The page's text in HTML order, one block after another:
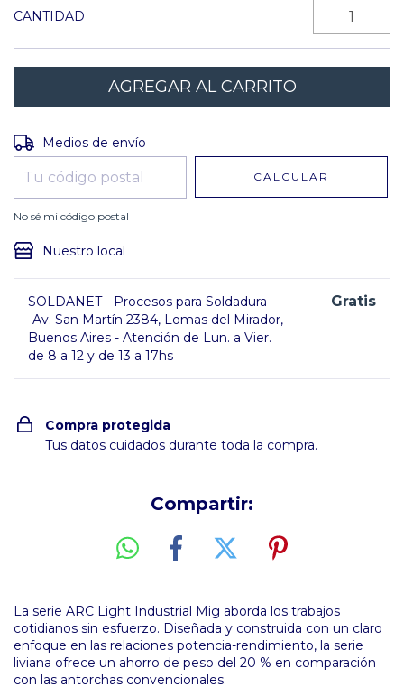
CANTIDAD
Entregas para el CP:
Medios de envío
CALCULAR
No sé mi código postal
Nuestro local
SOLDANET - Procesos para Soldadura
Av. San Martín 2384, Lomas del Mirador,
Buenos Aires - Atención de Lun. a Vier.
de 8 a 12 y de 13 a 17hs
Gratis
Compra protegida
Tus datos cuidados durante toda la compra.
Compartir:
La serie ARC Light Industrial Mig aborda los trabajos
cotidianos sin esfuerzo. Diseñada y construida con un claro
enfoque en las relaciones potencia-rendimiento, la serie
liviana ofrece un ahorro de peso del 20 % en comparación
con las antorchas convencionales.